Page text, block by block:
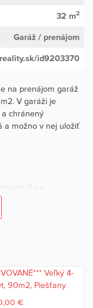
32 m2
Garáž / prenájom
id9203370
na prenájom garáž
V garáži je
chránený
a možno v nej uložiť
na
adrese:
ale netrúfate si na
tam, kde si
€